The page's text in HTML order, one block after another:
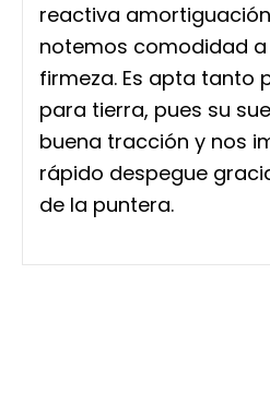
reactiva
notemos comodidad a
firmeza. Es apta tanto
para tierra, pues su
buena tracción y nos
rápido despegue
de la puntera.